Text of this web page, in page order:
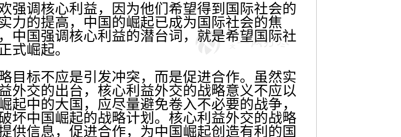
调核心利益，因为他们希望得到国际社会的
力的提高，中国的崛起已成为国际社会的焦
中国强调核心利益的潜台词，就是希望国际社
式崛起。
标不应是引发冲突，而是促进合作。虽然实
外交的出台，核心利益外交的战略意义不应以
起中的大国，应尽量避免卷入不必要的战争，
坏中国崛起的战略计划。核心利益外交的战略
供信息，促进合作，为中国崛起创造有利的国